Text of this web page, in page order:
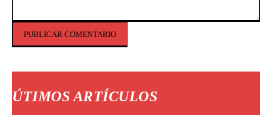
ÚTIMOS ARTÍCULOS